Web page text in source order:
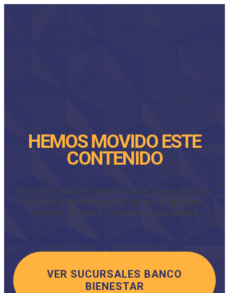
HEMOS MOVIDO ESTE
CONTENIDO
Hemos movido el contenido a un nuevo dominio,
para ver el contenido haz clic en el siguiente
enlace y te llevará a nuestra nueva página.
VER SUCURSALES BANCO
BIENESTAR